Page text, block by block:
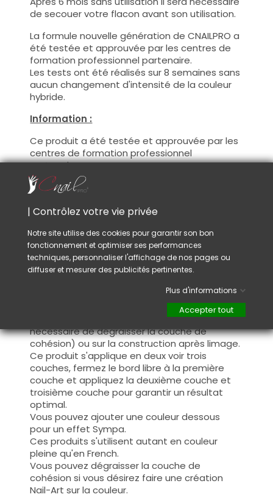
de secouer votre flacon avant son utilisation.
La formule nouvelle génération de CNAILPRO a
été testée et approuvée par les centres de
formation professionnel partenaire.
Les tests ont été réalisés sur 8 semaines sans
aucun changement d'intensité de la couleur
hybride.
Information :
Ce produit a été testée et approuvée par les
centres de formation professionnel
partenaire.
Avec ce produit vous pourrez satisfaire vos
clientes les plus exigeantes !
particulière au formule de ces produits, nous
garantissons la conformité de nos produits.
Ceci pour garantir une sécurité d'utilisation
optimale.
Cette couleur s'applique avec son pinceau, de
manière généreuse, sur la base (il n'est pas
nécessaire de dégraisser la couche de
cohésion) ou sur la construction après limage.
Ce produit s'applique en deux voir trois
couches, fermez le bord libre à la première
couche et appliquez la deuxième couche et
troisième couche pour garantir un résultat
optimal.
Vous pouvez ajouter une couleur dessous
pour un effet Sympa.
Ces produits s'utilisent autant en couleur
pleine qu'en French.
Vous pouvez dégraisser la couche de
cohésion si vous désirez faire une création
Nail-Art sur la couleur.
| Contrôlez votre vie privée
Notre site utilise des cookies pour garantir son bon
fonctionnement et optimiser ses performances
techniques, personnaliser l'affichage de nos pages ou
diffuser et mesurer des publicités pertinentes.
Plus d'informations
Accepter tout